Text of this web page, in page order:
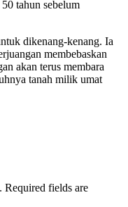
tahun sebelum
dikenang-kenang. Ia
membebaskan
akan terus membara
tanah milik umat
Required fields are